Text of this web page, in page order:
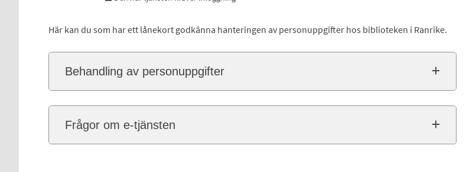
Här kan du som har ett lånekort godkänna hanteringen av personuppgifter hos biblioteken i Ranrike.
Behandling av personuppgifter
Frågor om e-tjänsten